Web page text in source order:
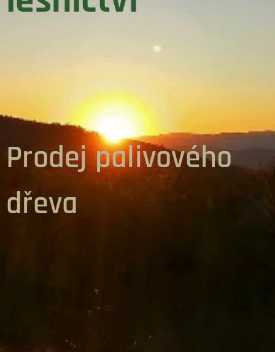
Prodej palivového
dřeva